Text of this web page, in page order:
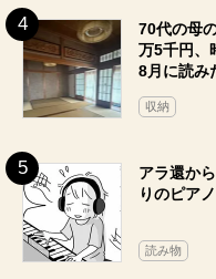
70代の母
万5千円、
8月に読み
収納
アラ還か
りのピア
読み物